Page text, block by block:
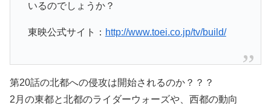
いるのでしょうか？
東映公式サイト： http://www.toei.co.jp/tv/build/
第20話の北都への侵攻は開始されるのか？？？
2月の東都と北都のライダーウォーズや、西都の動向